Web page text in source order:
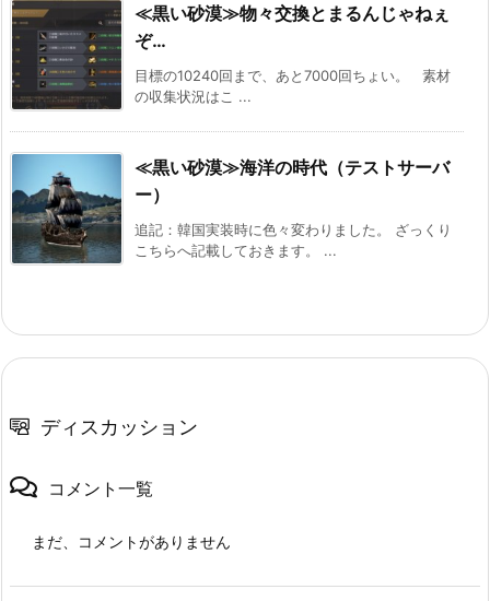
≪黒い砂漠≫物々交換とまるんじゃねぇ
ぞ…
目標の10240回まで、あと7000回ちょい。 素材
の収集状況はこ ...
≪黒い砂漠≫海洋の時代（テストサーバ
ー）
追記：韓国実装時に色々変わりました。 ざっくり
こちらへ記載しておきます。 ...
ディスカッション
コメント一覧
まだ、コメントがありません